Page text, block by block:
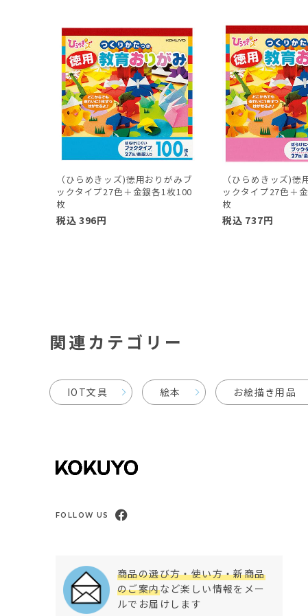
（ひらめきッズ)徳用おりがみブ
ックタイプ27色＋金銀各1枚100
枚
税込 396円
（ひらめきッズ)徳
ックタイプ27色＋
枚
税込 737円
関連カテゴリー
IOT文具 絵本 お絵描き用品
FOLLOW US
商品の選び方・使い方・新商品
のご案内など楽しい情報をメー
ルでお届けします